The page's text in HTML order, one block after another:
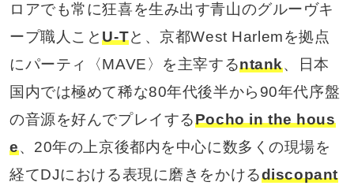
ロアでも常に狂喜を生み出す青山のグルーヴキ
ープ職人ことU-Tと、京都West Harlemを拠点
にパーティ〈MAVE〉を主宰するntank、日本
国内では極めて稀な80年代後半から90年代序盤
の音源を好んでプレイするPocho in the hous
e、20年の上京後都内を中心に数多くの現場を
経てDJにおける表現に磨きをかけるdiscopant